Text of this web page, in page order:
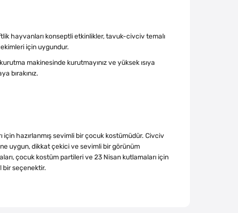
hayvanları konseptli etkinlikler, tavuk-civciv temalı
için uygundur.
makinesinde kurutmayınız ve yüksek ısıya
bırakınız.
hazırlanmış sevimli bir çocuk kostümüdür. Civciv
uygun, dikkat çekici ve sevimli bir görünüm
çocuk kostüm partileri ve 23 Nisan kutlamaları için
bir seçenektir.